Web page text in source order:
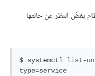
بغضّ النظر عن حالتها
$ systemctl list-
type=service